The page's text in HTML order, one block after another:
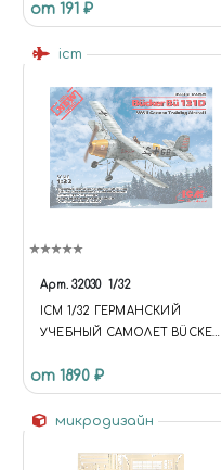
от 191 ₽
icm
Арт. 32030 1/32
ICM 1/32 ГЕРМАНСКИЙ
УЧЕБНЫЙ САМОЛЕТ BÜCKER
от 1890 ₽
микродизайн